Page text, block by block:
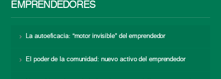
EMPRENDEDORES
La autoeficacia: “motor invisible” del emprendedor
El poder de la comunidad: nuevo activo del emprendedor